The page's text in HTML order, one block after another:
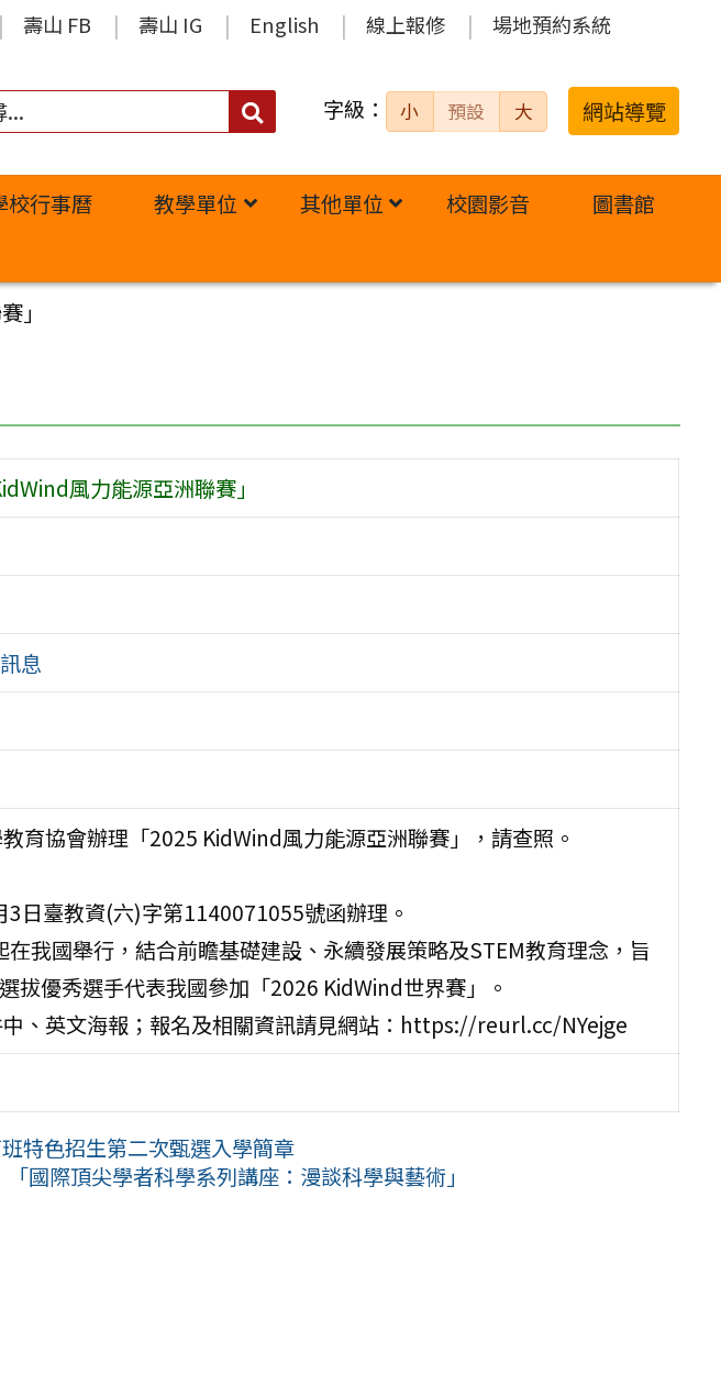
壽山 FB 壽山 IG English 線上報修 場地預約系統
搜
字級： 小 預設 大 網站導覽
校行事曆 教學單位 其他單位 校園影音
圖書館
」
風力能源亞洲聯賽」
息
育協會辦理「2025 KidWind風力能源亞洲聯賽」，請查照。
日臺教資(六)字第1140071055號函辦理。
我國舉行，結合前瞻基礎建設、永續發展策略及STEM教育理念，旨
拔優秀選手代表我國參加「2026 KidWind世界賽」。
、英文海報；報名及相關資訊請見網站：https://reurl.cc/NYejge
特色招生第二次甄選入學簡章
「國際頂尖學者科學系列講座：漫談科學與藝術」